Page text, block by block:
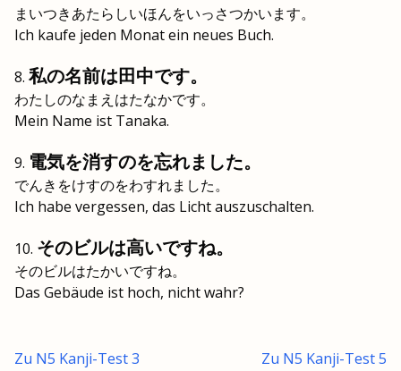
まいつきあたらしいほんをいっさつかいます。
Ich kaufe jeden Monat ein neues Buch.
私の名前は田中です。
わたしのなまえはたなかです。
Mein Name ist Tanaka.
電気を消すのを忘れました。
でんきをけすのをわすれました。
Ich habe vergessen, das Licht auszuschalten.
そのビルは高いですね。
そのビルはたかいですね。
Das Gebäude ist hoch, nicht wahr?
Zu N5 Kanji-Test 3 Zu N5 Kanji-Test 5